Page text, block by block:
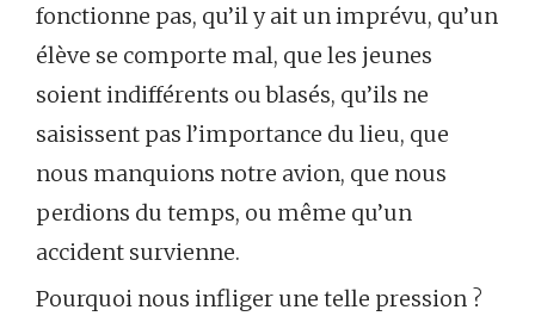
fonctionne pas, qu’il y ait un imprévu, qu’un
élève se comporte mal, que les jeunes
soient indifférents ou blasés, qu’ils ne
saisissent pas l’importance du lieu, que
nous manquions notre avion, que nous
perdions du temps, ou même qu’un
accident survienne.
Pourquoi nous infliger une telle pression ?